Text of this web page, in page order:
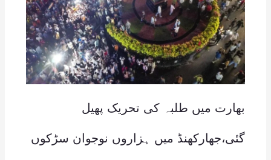
بھارت میں طلبہ کی تحریک پھیل
گئی،جھارکھنڈ میں ہزاروں نوجوان سڑکوں